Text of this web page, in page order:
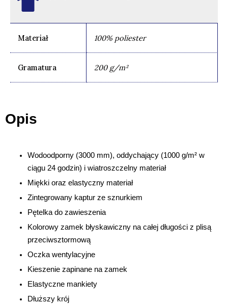
Materiał 100% poliester
Gramatura 200 g/m²
Opis
Wodoodporny (3000 mm), oddychający (1000 g/m² w
ciągu 24 godzin) i wiatroszczelny materiał
Miękki oraz elastyczny materiał
Zintegrowany kaptur ze sznurkiem
Pętelka do zawieszenia
Kolorowy zamek błyskawiczny na całej długości z plisą
przeciwsztormową
Oczka wentylacyjne
Kieszenie zapinane na zamek
Elastyczne mankiety
Dłuższy krój